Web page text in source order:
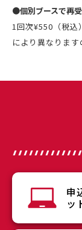
●個別ブースで再
1回次¥550（税込
により異なりま
申
ッ